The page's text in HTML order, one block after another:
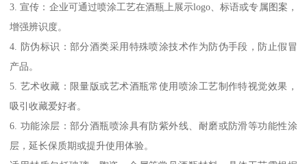
3. 宣传：企业可通过喷涂工艺在酒瓶上展示logo、标语或专属图案，
增强辨识度。
4. 防伪标识：部分酒类采用特殊喷涂技术作为防伪手段，防止假冒
产品。
5. 艺术收藏：限量版或艺术酒瓶常使用喷涂工艺制作特视觉效果，
吸引收藏爱好者。
6. 功能涂层：部分酒瓶喷涂具有防紫外线、耐磨或防滑等功能性涂
层，延长保质期或提升使用体验。